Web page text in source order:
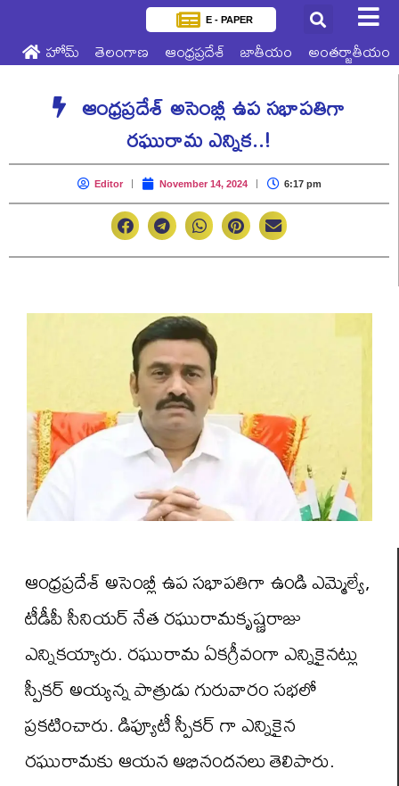
E - PAPER
హోమ్ తెలంగాణ ఆంధ్రప్రదేశ్ జాతీయం అంతర్జాతీయం
ఆంధ్రప్రదేశ్ అసెంబ్లీ ఉప సభాపతిగా
రఘురామ ఎన్నిక..!
Editor November 14, 2024 6:17 pm
ఆంధ్రప్రదేశ్ అసెంబ్లీ ఉప సభాపతిగా ఉండి ఎమ్మెల్యే,
టీడీపీ సీనియర్ నేత రఘురామకృష్ణరాజు
ఎన్నికయ్యారు. రఘురామ ఏకగ్రీవంగా ఎన్నికైనట్లు
స్పీకర్ అయ్యన్న పాత్రుడు గురువారం సభలో
ప్రకటించారు. డిప్యూటీ స్పీకర్ గా ఎన్నికైన
రఘురామకు ఆయన అభినందనలు తెలిపారు.